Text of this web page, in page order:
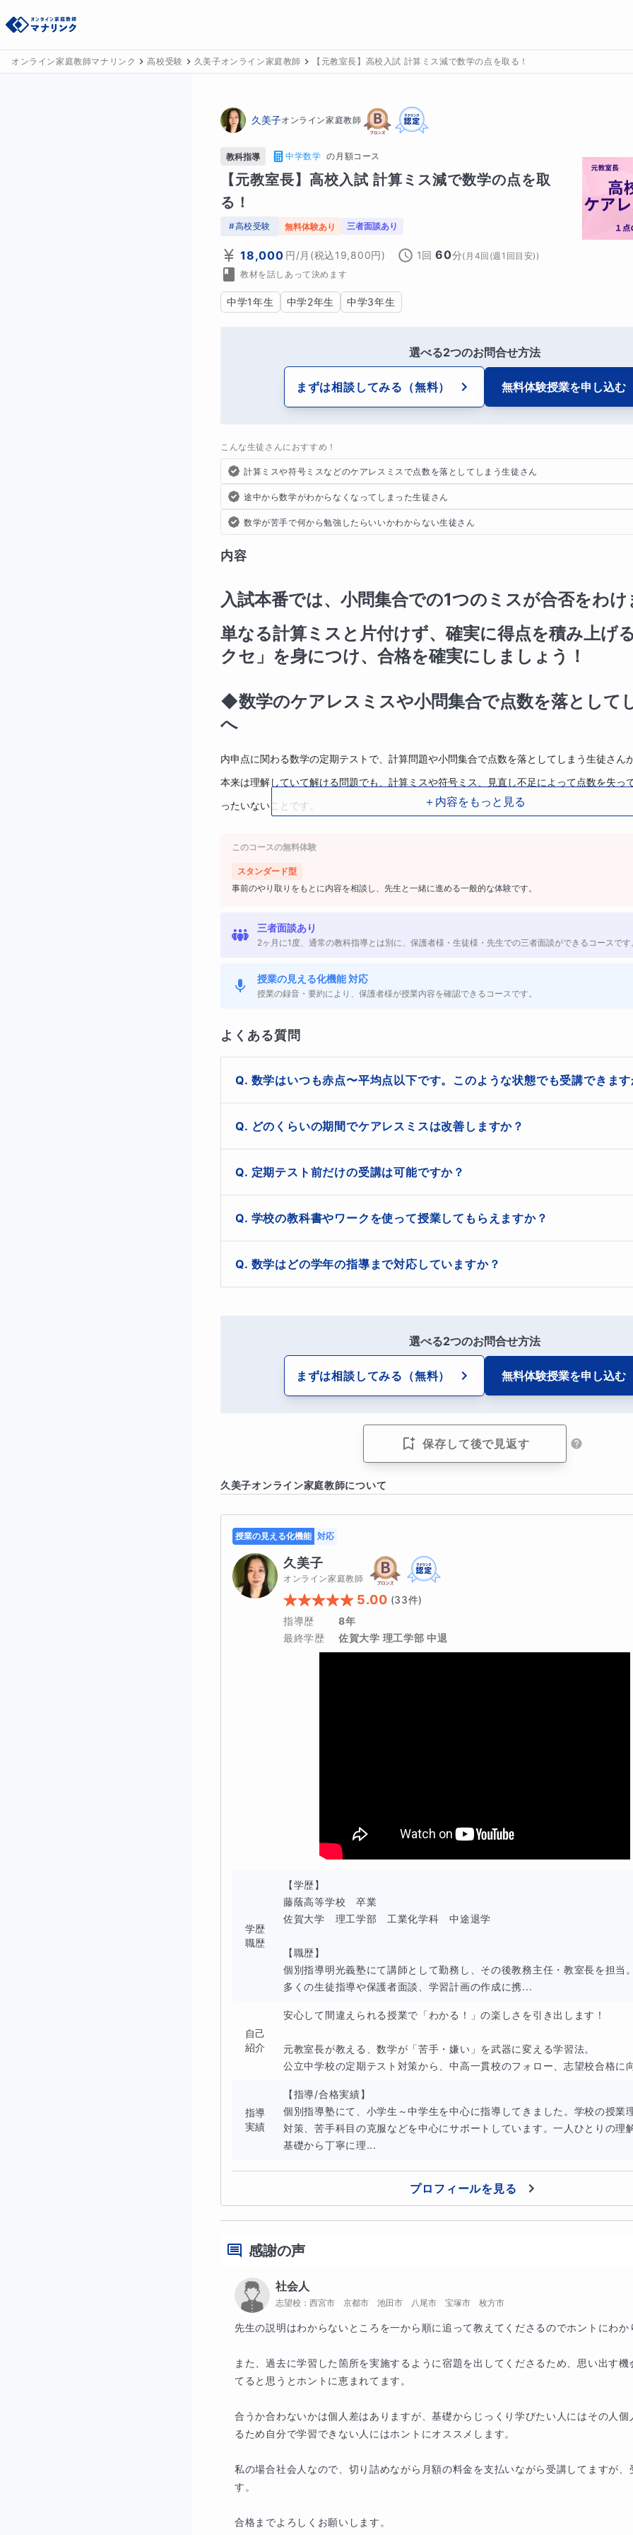
オンライン家庭教師マナリンク 高校受験 久美子オンライン家庭教師 【元教室長】高校入試 計算ミス減で数学の点を取る！
久美子オンライン家庭教師
教科指導 中学数学 の 月額コース
【元教室長】高校入試 計算ミス減で数学の点を取
る！
#高校受験 無料体験あり 三者面談あり
18,000 円/月 (税込19,800円) 1回 60分( 月4回(週1回目安) )
教材を話しあって決めます
中学1年生 中学2年生 中学3年生
選べる2つのお問合せ方法
まずは相談してみる （無料） 無料体験授業を申し込む
こんな生徒さんにおすすめ！
計算ミスや符号ミスなどのケアレスミスで点数を落としてしまう生徒さん
途中から数学がわからなくなってしまった生徒さん
数学が苦手で何から勉強したらいいかわからない生徒さん
内容
入試本番では、小問集合での1つのミスが合否をわけ
単なる計算ミスと片付けず、確実に得点を積み上げ
クセ」を身につけ、合格を確実にしましょう！
◆数学のケアレスミスや小問集合で点数を落として
へ
内申点に関わる数学の定期テストで、計算問題や小問集合で点数を落としてしまう生徒さん
本来は理解していて解ける問題でも、計算ミスや符号ミス、見直し不足によって点数を失っ
ったいないことです。
つけていきます。
小問集合で安定して点数を取れるようになると、入試、テスト全体の点数も大きく変わりま
◆数学のテストでケアレスミスが増えてしまう主な
数学の計算でケアレスミスが多い生徒さんの多くは、途中式を書かずに暗算で解こうとする
なります。
②問題文や条件をしっかり確認していない
数学のテストでは問題文の条件をしっかり読まずに解き始めてしまうことでミスが起きるこ
の条件を見落としてしまうケースです。途中まで正しく解けていても、最後に求める内容を
授業では、問題文をどのように確認すればよいのか、何に注意して読むべきなのかを一緒に
ケアレスミスの多くは、解いた後に見直しをすることで防ぐことができます。しかし実際に
たり、見直しのやり方がわからないままテストを終えてしまう生徒さんも多くいます。ただ
普段の演習から見直しの習慣を身につけることで、本来取れるはずの点数をしっかり取れる
◆小問集合から点数アップさせるための基礎講座で
数学の高校入試、定期テスト・実力テストでは、小問集合が最初に出題されることが多く、
形・関数など、基礎的な内容を幅広く確認する問題になっています。
この部分は難しい応用問題ではありませんが、計算ミスや理解不足があると点数を落としや
す。しかし、小問集合を安定して解けるようになると、全体の得点は大きく変わります。
このコースでは、基礎問題を一つずつ丁寧に確認しながら、安定して得点できる力を身につ
◆定期テストに合わせた計算問題のトレーニングも
学校の授業の進度や定期テストの範囲に合わせて、必要な計算問題を重点的に練習すること
授業では、苦手な部分やミスが出やすい問題を繰り返し練習していきます。単に問題数をこ
ミスが起きたのかを整理しながら取り組むことで、同じミスを繰り返さない力を育てていき
学校のワークや問題集を使った演習にも対応できるので、定期テスト対策としても活用して
◆本番でケアレスミスを防ぐために
高校入試や定期テスト本番では、解き方を理解しているだけでは十分ではありません。問題
することや、解いた後の見直しの仕方もとても大切になります。
まずは「もう一度自分で見てみよう」と声をかけながら、生徒さん自身がミスに気づけるよ
います。
た解き方を取り入れ、どのタイミングで何を確認すればよいのかを具体的に伝えていきます
テスト中の時間の使い方や見直しのポイントも含めて練習することで、本来取れるはずの点
◆元教室長が長期的な学習設計までサポートします！
個別指導塾で教室長を務め、多くの生徒の学習サポートや保護者面談を担当してきました。
入試や定期テスト前の対策だけではなく、生徒さんの理解度や学習状況を見ながら、今後ど
＋内容をもっと見る
このコースの無料体験
スタンダード型
事前のやり取りをもとに内容を相談し、先生と一緒に進める一般的な体験です。
三者面談あり
2ヶ月に1度、通常の教科指導とは別に、保護者様・生徒様・先生での三者面談ができるコースです
授業の見える化機能 対応
授業の録音・要約により、保護者様が授業内容を確認できるコースです。
よくある質問
数学はいつも赤点〜平均点以下です。このような状態でも受講できます
もちろん大丈夫です。数学が苦手な生徒さんほど、どこから分からなくなっているの
で理解が進むことが多いです。授業では、今の理解度を確認しながら必要なところま
理し、無理のないペースで進めていきます。まずは「分かる問題を少しずつ増やす
がら、自信を持って問題に取り組めるようサポートします。
どのくらいの期間でケアレスミスは改善しますか？
ケアレスミスはすぐにゼロになるものではありませんが、原因を整理して正しい解き
身につけていくことで少しずつ減らしていくことができます。生徒さんによって改善
りますが、途中式を書くことや見直しの方法を意識することで変化が見られること
は、ミスの原因を一緒に確認しながら同じミスを繰り返さないようにサポートしてい
定期テスト前だけの受講は可能ですか？
はい、定期テスト対策としての受講も可能です。テスト範囲の中で苦手な単元や計算
しながら、点数を落としやすい部分を重心的に練習していきます。ただ、ケアレスミ
は普段の学習習慣も大切になるため、可能であれば少し早めの時期から対策を始め
ています。
学校の教科書やワークを使って授業してもらえますか？
はい、学校の教科書やワークを使った授業にも対応しています。学校で使用している
で、授業内容や定期テストに直結した対策を行うことができます。分からなかった問
た問題を一緒に確認しながら、解き方や考え方を整理していきます。学校の宿題や
数学はどの学年の指導まで対応していますか？
内容まで戻って確認することも可能です。基礎から丁寧に整理しながら、安心して数
うサポートしていきます。
選べる2つのお問合せ方法
まずは相談してみる （無料） 無料体験授業を申し込む
保存して後で見返す
久美子オンライン家庭教師について
授業の見える化機能 対応
久美子
オンライン家庭教師
5.00 (33件)
指導歴
8年
最終学歴
佐賀大学 理工学部 中退
学歴
職歴
【学歴】
藤蔭高等学校　卒業
佐賀大学　理工学部　工業化学科　中途退学
【職歴】
個別指導明光義塾にて講師として勤務し、その後教務主任・教室長を担当。
多くの生徒指導や保護者面談、学習計画の作成に携...
自己
紹介
安心して間違えられる授業で「わかる！」の楽しさを引き出します！
元教室長が教える、数学が「苦手・嫌い」を武器に変える学習法。
公立中学校の定期テスト対策から、中高一貫校のフォロー、志望校合格に
指導
実績
【指導/合格実績】
個別指導塾にて、小学生～中学生を中心に指導してきました。学校の授業
対策、苦手科目の克服などを中心にサポートしています。一人ひとりの理
基礎から丁寧に理...
プロフィールを見る
感謝の声
社会人
志望校： 西宮市 京都市 池田市 八尾市 宝塚市 枚方市
先生の説明はわからないところを一から順に追って教えてくださるのでホントにわか
また、過去に学習した箇所を実施するように宿題を出してくださるため、思い出す機
てると思うとホントに恵まれてます。
合うか合わないかは個人差はありますが、基礎からじっくり学びたい人にはその人個
るため自分で学習できない人にはホントにオススメします。
私の場合社会人なので、切り詰めながら月額の料金を支払いながら受講してますが、
す。
合格までよろしくお願いします。